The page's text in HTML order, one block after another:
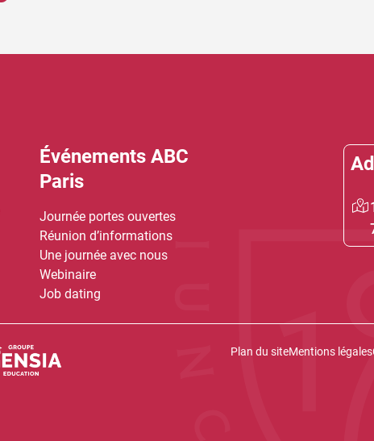
Événements ABC
Paris
Journée portes ouvertes
Réunion d’informations
Une journée avec nous
Webinaire
Job dating
Plan du siteMentions légales